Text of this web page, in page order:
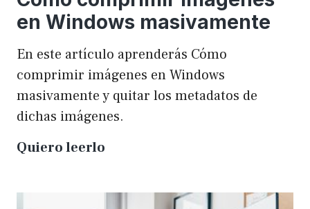
en Windows masivamente
En este artículo aprenderás Cómo
comprimir imágenes en Windows
masivamente y quitar los metadatos de
dichas imágenes.
Quiero leerlo
imágenes